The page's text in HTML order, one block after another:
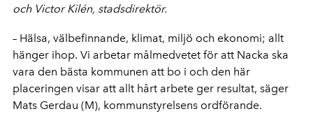
och Victor Kilén, stadsdirektör.
– Hälsa, välbefinnande, klimat, miljö och ekonomi; allt
hänger ihop. Vi arbetar målmedvetet för att Nacka ska
vara den bästa kommunen att bo i och den här
placeringen visar att allt hårt arbete ger resultat, säger
Mats Gerdau (M), kommunstyrelsens ordförande.